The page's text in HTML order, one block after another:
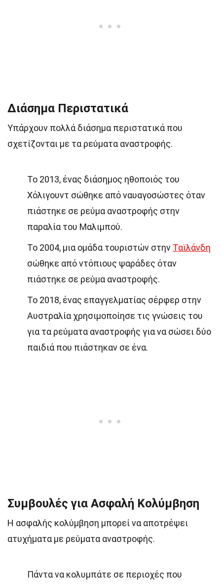
Διάσημα Περιστατικά
Υπάρχουν πολλά διάσημα περιστατικά που
σχετίζονται με τα ρεύματα αναστροφής.
Το 2013, ένας διάσημος ηθοποιός του
Χόλιγουντ σώθηκε από ναυαγοσώστες όταν
πιάστηκε σε ρεύμα αναστροφής στην
παραλία του Μαλιμπού.
Το 2004, μια ομάδα τουριστών στην Ταϊλάνδη
σώθηκε από ντόπιους ψαράδες όταν
πιάστηκε σε ρεύμα αναστροφής.
Το 2018, ένας επαγγελματίας σέρφερ στην
Αυστραλία χρησιμοποίησε τις γνώσεις του
για τα ρεύματα αναστροφής για να σώσει δύο
παιδιά που πιάστηκαν σε ένα.
Συμβουλές για Ασφαλή Κολύμβηση
Η ασφαλής κολύμβηση μπορεί να αποτρέψει
ατυχήματα με ρεύματα αναστροφής.
Πάντα να κολυμπάτε σε περιοχές που